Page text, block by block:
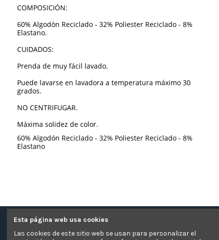
COMPOSICIÓN:
60% Algodón Reciclado - 32% Poliester Reciclado - 8%
Elastano.
CUIDADOS:
Prenda de muy fácil lavado.
Puede lavarse en lavadora a temperatura máximo 30
grados.
NO CENTRIFUGAR.
Máxima solidez de color.
60% Algodón Reciclado - 32% Poliester Reciclado - 8%
Elastano
Contacte con nosotros
Esta página web usa cookies
Las cookies de este sitio web se usan para personalizar el